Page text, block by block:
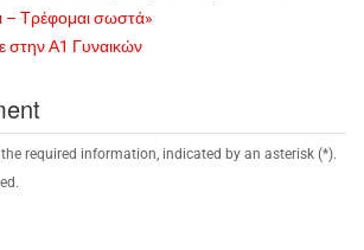
– Τρέφομαι σωστά»
στην Α1 Γυναικών
required information, indicated by an asterisk (*).